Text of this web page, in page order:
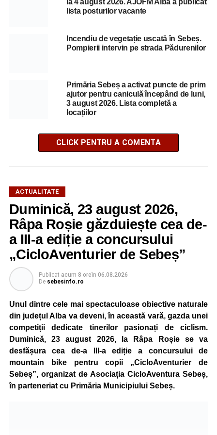
la 4 august 2026. AJOFM Alba a publicat
lista posturilor vacante
Incendiu de vegetație uscată în Sebeș.
Pompierii intervin pe strada Pădurenilor
Primăria Sebeș a activat puncte de prim
ajutor pentru caniculă începând de luni,
3 august 2026. Lista completă a
locațiilor
CLICK PENTRU A COMENTA
ACTUALITATE
Duminică, 23 august 2026,
Râpa Roșie găzduiește cea de-
a III-a ediție a concursului
„CicloAventurier de Sebeș”
Publicat acum 8 oreîn 06.08.2026
De sebesinfo.ro
Unul dintre cele mai spectaculoase obiective naturale
din județul Alba va deveni, în această vară, gazda unei
competiții dedicate tinerilor pasionați de ciclism.
Duminică, 23 august 2026, la Râpa Roșie se va
desfășura cea de-a III-a ediție a concursului de
mountain bike pentru copii „CicloAventurier de
Sebeș”, organizat de Asociația CicloAventura Sebeș,
în parteneriat cu Primăria Municipiului Sebeș.